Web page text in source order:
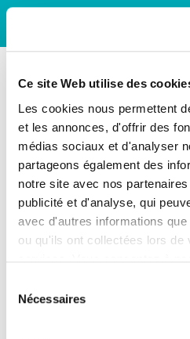
Ce site Web utilise des
Les cookies nous permettent
et les annonces, d'offrir des
médias sociaux et d'analyser
partageons également des
notre site avec nos
publicité et d'analyse, qui
avec d'autres informations
ou qu'ils ont collectées lors de
Nécessaires